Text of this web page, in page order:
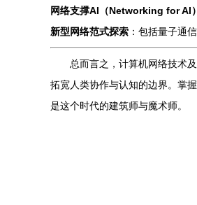
网络支撑AI（Networking for AI）
新型网络范式探索 ：包括量子通
总而言之，计算机网络技术
拓宽人类协作与认知的边界。掌
是这个时代的建筑师与魔术师。